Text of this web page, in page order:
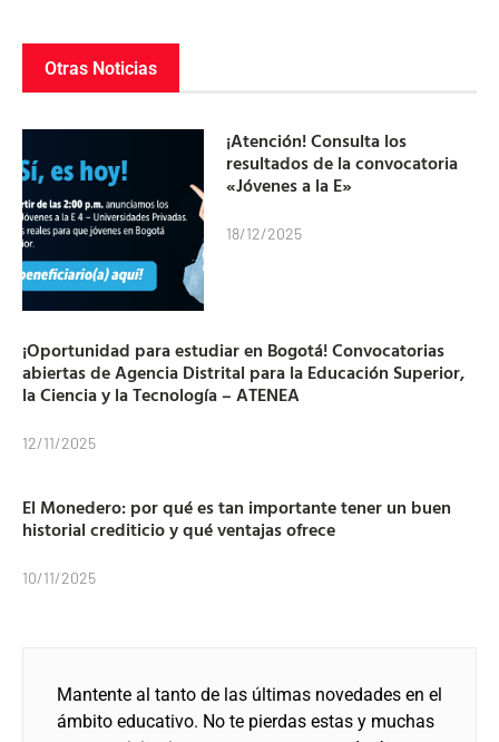
Otras Noticias
¡Atención! Consulta los
resultados de la convocatoria
«Jóvenes a la E»
18/12/2025
¡Oportunidad para estudiar en Bogotá! Convocatorias
abiertas de Agencia Distrital para la Educación Superior,
la Ciencia y la Tecnología – ATENEA
12/11/2025
El Monedero: por qué es tan importante tener un buen
historial crediticio y qué ventajas ofrece
10/11/2025
Mantente al tanto de las últimas novedades en el
ámbito educativo. No te pierdas estas y muchas